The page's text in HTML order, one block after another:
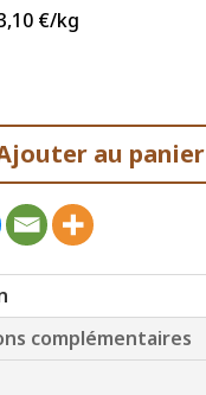
€/kg
au panier
complémentaires